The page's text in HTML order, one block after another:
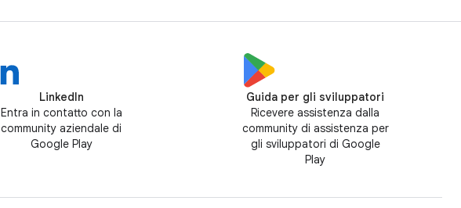
LinkedIn
Entra in contatto con la
community aziendale di
Google Play
Guida per gli sviluppatori
Ricevere assistenza dalla
community di assistenza per
gli sviluppatori di Google
Play